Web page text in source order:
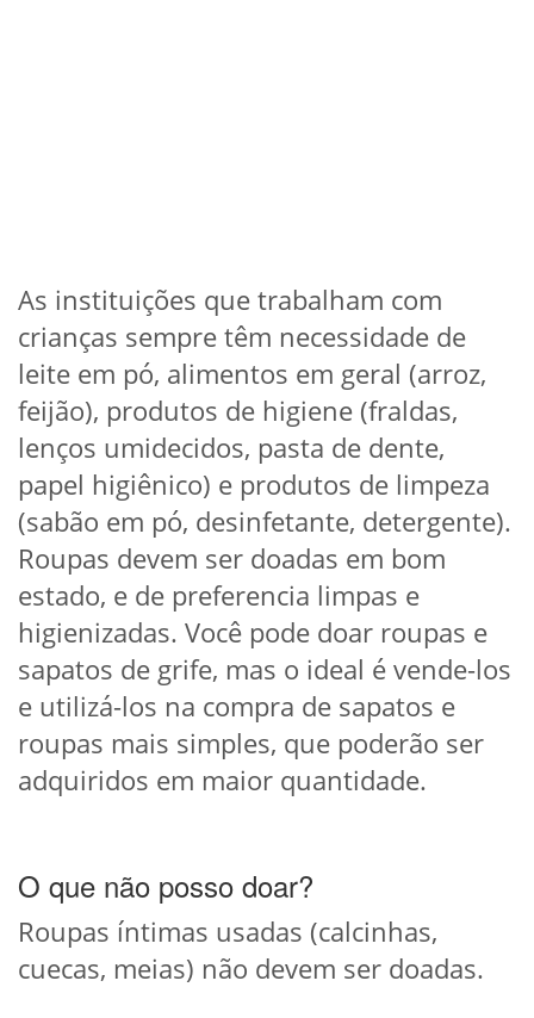
As instituições que trabalham com
crianças sempre têm necessidade de
leite em pó, alimentos em geral (arroz,
feijão), produtos de higiene (fraldas,
lenços umidecidos, pasta de dente,
papel higiênico) e produtos de limpeza
(sabão em pó, desinfetante, detergente).
Roupas devem ser doadas em bom
estado, e de preferencia limpas e
higienizadas. Você pode doar roupas e
sapatos de grife, mas o ideal é vende-los
e utilizá-los na compra de sapatos e
roupas mais simples, que poderão ser
adquiridos em maior quantidade.
O que não posso doar?
Roupas íntimas usadas (calcinhas,
cuecas, meias) não devem ser doadas.